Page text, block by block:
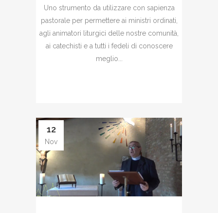
Uno strumento da utilizzare con sapienza
pastorale per permettere ai ministri ordinati,
agli animatori liturgici delle nostre comunità,
ai catechisti e a tutti i fedeli di conoscere
meglio...
12
Nov